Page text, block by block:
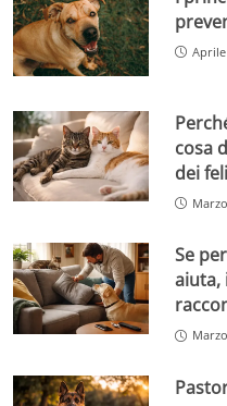
Aprile
cosa
dei
Se
aiuta,